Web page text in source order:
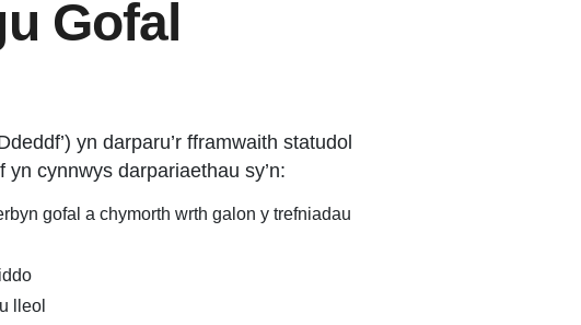
Gofal
yn darparu’r fframwaith statudol
cynnwys darpariaethau sy’n:
gofal a chymorth wrth galon y trefniadau
lleol